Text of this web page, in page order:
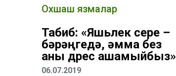
Охшаш язмалар
Табиб: «Яшьлек сере –
бәрәңгедә, әмма без
аны дөрес ашамыйбыз»
06.07.2019